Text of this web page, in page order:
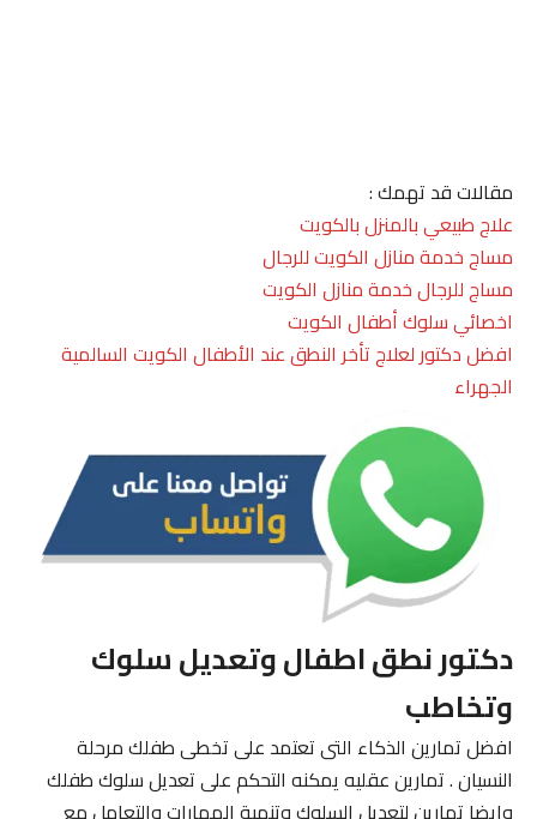
مقالات قد تهمك :
علاج طبيعي بالمنزل بالكويت
مساج خدمة منازل الكويت للرجال
مساج للرجال خدمة منازل الكويت
اخصائي سلوك أطفال الكويت
افضل دكتور لعلاج تأخر النطق عند الأطفال الكويت السالمية
الجهراء
دكتور نطق اطفال وتعديل سلوك
وتخاطب
افضل تمارين الذكاء التى تعتمد على تخطى طفلك مرحلة
النسيان . تمارين عقليه يمكنه التحكم على تعديل سلوك طفلك
وايضا تمارين لتعديل السلوك وتنمية المهارات والتعامل مع